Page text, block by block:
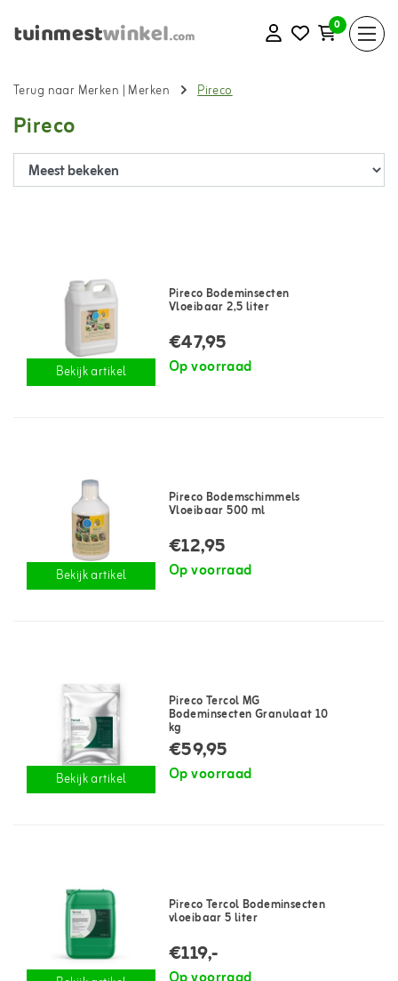
0
Terug naar Merken | Merken Pireco
Pireco
Bekijk artikel
Pireco Bodeminsecten
Vloeibaar 2,5 liter
€47,95
Op voorraad
Bekijk artikel
Pireco Bodemschimmels
Vloeibaar 500 ml
€12,95
Op voorraad
Bekijk artikel
Pireco Tercol MG
Bodeminsecten Granulaat 10
kg
€59,95
Op voorraad
Pireco Tercol Bodeminsecten
vloeibaar 5 liter
€119,-